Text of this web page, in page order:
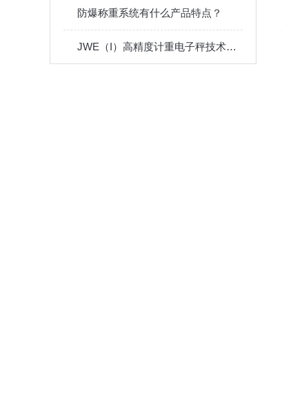
防爆称重系统有什么产品特点？
JWE（I）高精度计重电子秤技术参数